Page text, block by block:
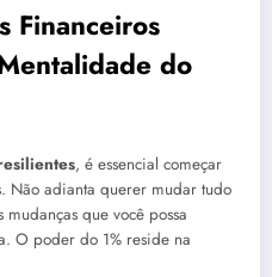
Financeiros
do
, é essencial começar
Não adianta querer mudar tudo
que você possa
O poder do 1% reside na